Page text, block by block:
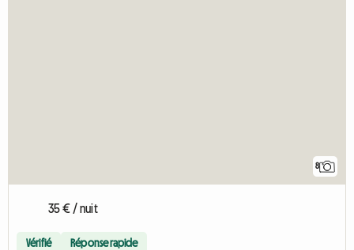
8
35 € / nuit
Vérifié Réponse rapide